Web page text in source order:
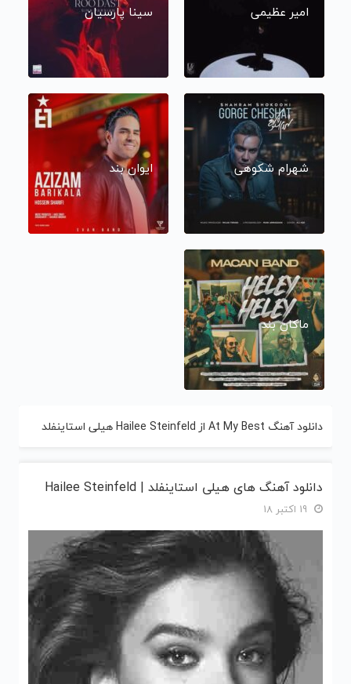
امیر عظیمی سینا پارسیان
شهرام شکوهی ایوان بند
ماکان بند
دانلود آهنگ At My Best از Hailee Steinfeld هیلی استاینفلد
دانلود آهنگ های هیلی استاینفلد | Hailee Steinfeld